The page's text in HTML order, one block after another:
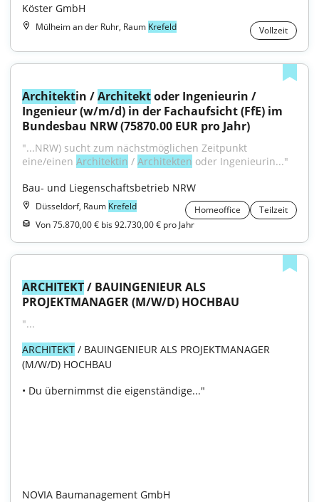
Köster GmbH
Mülheim an der Ruhr, Raum Krefeld Vollzeit
Architektin / Architekt oder Ingenieurin /
Ingenieur (w/m/d) in der Fachaufsicht (FfE) im
Bundesbau NRW (75870.00 EUR pro Jahr)
"...NRW) sucht zum nächst­möglichen Zeitpunkt
eine/einen Architektin / Architekten oder Ingenieurin..."
Bau- und Liegenschaftsbetrieb NRW
Düsseldorf, Raum Krefeld Homeoffice
Teilzeit
Von 75.870,00 € bis 92.730,00 € pro Jahr
ARCHITEKT / BAUINGENIEUR ALS
PROJEKTMANAGER (M/W/D) HOCHBAU
"...
ARCHITEKT / BAUINGENIEUR ALS PROJEKTMANAGER
(M/W/D) HOCHBAU
• Du übernimmst die eigenständige..."
NOVIA Baumanagement GmbH